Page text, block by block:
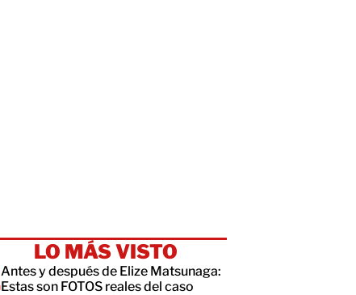
LO MÁS VISTO
Antes y después de Elize Matsunaga:
Estas son FOTOS reales del caso